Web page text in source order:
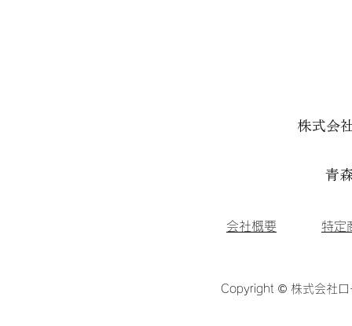
株式会
青
会社概要 特定
Copyright © 株式会社